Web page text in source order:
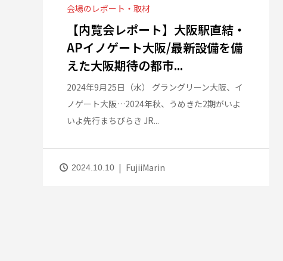
会場のレポート・取材
【内覧会レポート】大阪駅直結・
APイノゲート大阪/最新設備を備
えた大阪期待の都市...
2024年9月25日（水） グラングリーン大阪、イ
ノゲート大阪…2024年秋、うめきた2期がいよ
いよ先行まちびらき JR...
2024.10.10 FujiiMarin